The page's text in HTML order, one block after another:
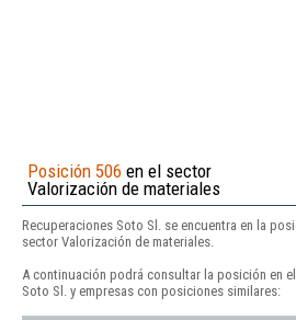
Posición 506 en el sector
Valorización de materiales
Recuperaciones Soto Sl. se encuentra en la
sector Valorización de materiales.
A continuación podrá consultar la posición en
Soto Sl. y empresas con posiciones similares: